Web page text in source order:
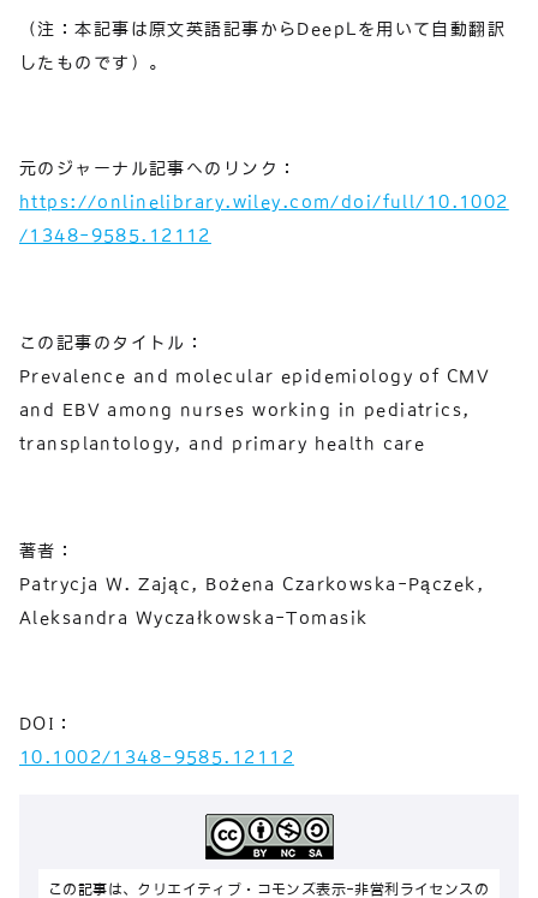
（注：本記事は原文英語記事からDeepLを用いて自動翻訳
したものです）。
元のジャーナル記事へのリンク：
https://onlinelibrary.wiley.com/doi/full/10.1002
/1348-9585.12112
この記事のタイトル：
Prevalence and molecular epidemiology of CMV
and EBV among nurses working in pediatrics,
transplantology, and primary health care
著者：
Patrycja W. Zając, Bożena Czarkowska-Pączek,
Aleksandra Wyczałkowska-Tomasik
DOI：
10.1002/1348-9585.12112
この記事は、クリエイティブ・コモンズ表示-非営利ライセンスの